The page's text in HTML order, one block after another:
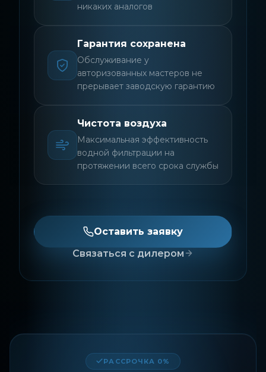
никаких аналогов
Гарантия сохранена
Обслуживание у
авторизованных мастеров не
прерывает заводскую гарантию
Чистота воздуха
Максимальная эффективность
водной фильтрации на
протяжении всего срока службы
Оставить заявку
Связаться с дилером
РАССРОЧКА 0%